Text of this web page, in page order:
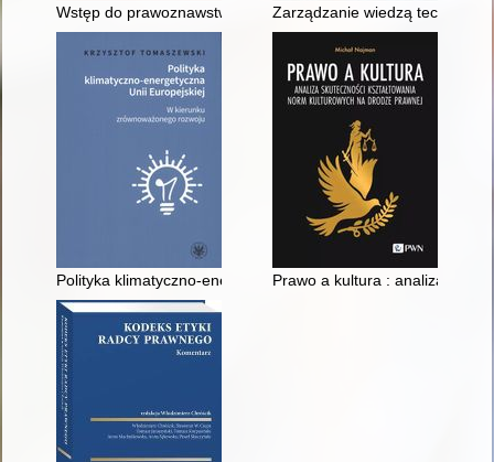
Wstęp do prawoznawstwa Zarządzanie wiedzą
Polityka klimatyczno-energetyczna Unii Europejskiej : w
Prawo a kultura : analiza